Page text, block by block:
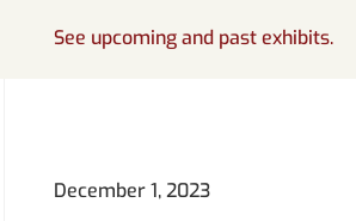
See upcoming and past exhibits.
December 1, 2023